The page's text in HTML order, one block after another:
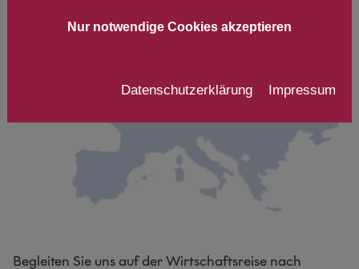
Nur notwendige Cookies akzeptieren
Datenschutzerklärung Impressum
Begleiten Sie uns auf der Wirtschaftsreise nach